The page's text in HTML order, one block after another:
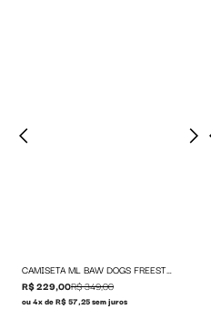
CAMISETA ML BAW DOGS FREESTYLE
R$ 229,00R$ 349,00
ou 4x de R$ 57,25 sem juros